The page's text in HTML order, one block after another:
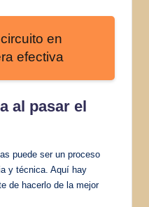
en
efectiva
al pasar el
puede ser un proceso
y técnica. Aquí hay
de hacerlo de la mejor